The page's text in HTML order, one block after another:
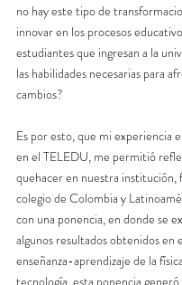
no hay este tipo de
innovar en los procesos
estudiantes que ingresan a la
las habilidades necesarias para
cambios?
Es por esto, que mi experiencia
en el TELEDU, me permitió
quehacer en nuestra institución,
colegio de Colombia y
con una ponencia, en donde se
algunos resultados obtenidos en
enseñanza-aprendizaje de la
tecnología, esta ponencia